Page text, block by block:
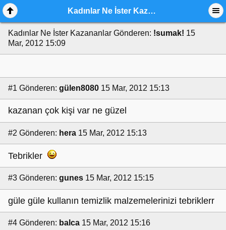
Kadınlar Ne İster Kazananlar
Kadınlar Ne İster Kazananlar Gönderen: !sumak! 15
Mar, 2012 15:09
#1 Gönderen: gülen8080 15 Mar, 2012 15:13
kazanan çok kişi var ne güzel
#2 Gönderen: hera 15 Mar, 2012 15:13
Tebrikler
#3 Gönderen: gunes 15 Mar, 2012 15:15
güle güle kullanın temizlik malzemelerinizi tebriklerr
#4 Gönderen: balca 15 Mar, 2012 15:16